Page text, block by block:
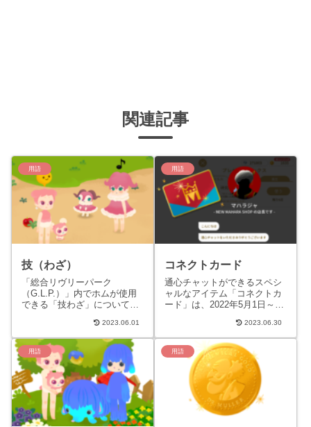
関連記事
用語
技（わざ）
「総合リヴリーパーク
（G.L.P.）」内でホムが使用
できる「技わざ」について説
研究中の事柄であり内容に変
更がある可能性があります。
「技...
2023.06.01
用語
コネクトカード
通心チャットができるスペシ
ャルなアイテム「コネクトカ
ード」は、2022年5月1日～
「セレクトくじ」という10連
ガチャイベントで初...
2023.06.30
用語 用語